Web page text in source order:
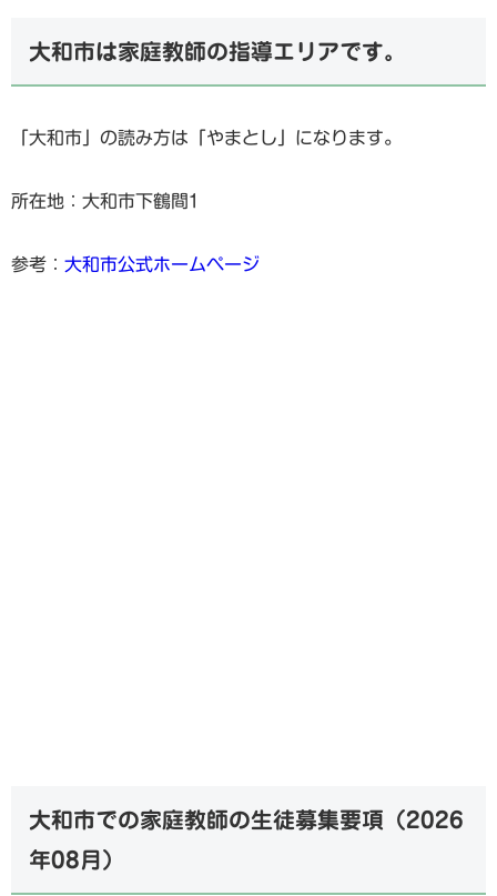
大和市は家庭教師の指導エリアです。
「大和市」の読み方は「やまとし」になります。
所在地：大和市下鶴間1
参考： 大和市公式ホームページ
大和市での家庭教師の生徒募集要項（2026
年08月 ）